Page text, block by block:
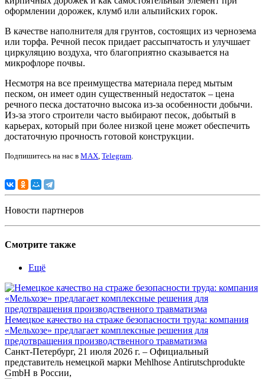
оформлении дорожек, клумб или альпийских горок.
В качестве наполнителя для грунтов, состоящих из чернозема
или торфа. Речной песок придает рассыпчатость и улучшает
циркуляцию воздуха, что благоприятно сказывается на
микрофлоре почвы.
Несмотря на все преимущества материала перед мытым
песком, он имеет один существенный недостаток – цена
речного песка достаточно высока из-за особенности добычи.
Из-за этого строители часто выбирают песок, добытый в
карьерах, который при более низкой цене может обеспечить
достаточную прочность готовой конструкции.
Подпишитесь на нас в MAX, Telegram.
Новости партнеров
Смотрите также
Ещё
Немецкое качество на страже безопасности труда: компания
«Мельхозе» предлагает комплексные решения для
предотвращения производственного травматизма
Санкт-Петербург, 21 июля 2026 г. – Официальный
представитель немецкой марки Mehlhose Antirutschprodukte
GmbH в России,